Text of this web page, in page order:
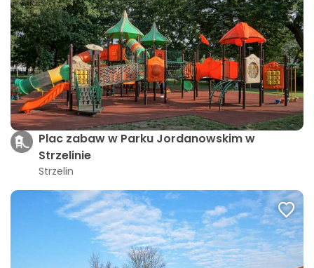
Plac zabaw w Parku Jordanowskim w
Strzelinie
Strzelin